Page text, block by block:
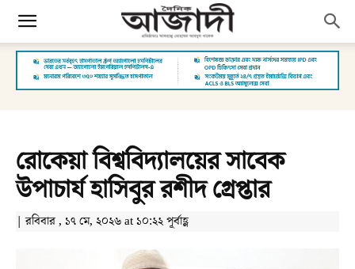
রোকেয়া বিশ্ববিদ্যালয়ের সাবেক
উপাচার্য হাসিবুর রশীদ গ্রেপ্তার
| রবিবার , ১৭ মে, ২০২৬ at ১০:২২ পূর্বাহ্ণ